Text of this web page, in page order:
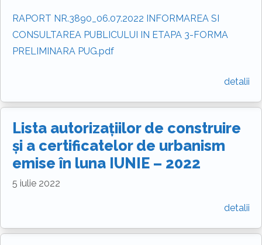
RAPORT NR.3890_06.07.2022 INFORMAREA SI
CONSULTAREA PUBLICULUI IN ETAPA 3-FORMA
PRELIMINARA PUG.pdf
detalii
Lista autorizațiilor de construire
și a certificatelor de urbanism
emise în luna IUNIE – 2022
5 iulie 2022
detalii